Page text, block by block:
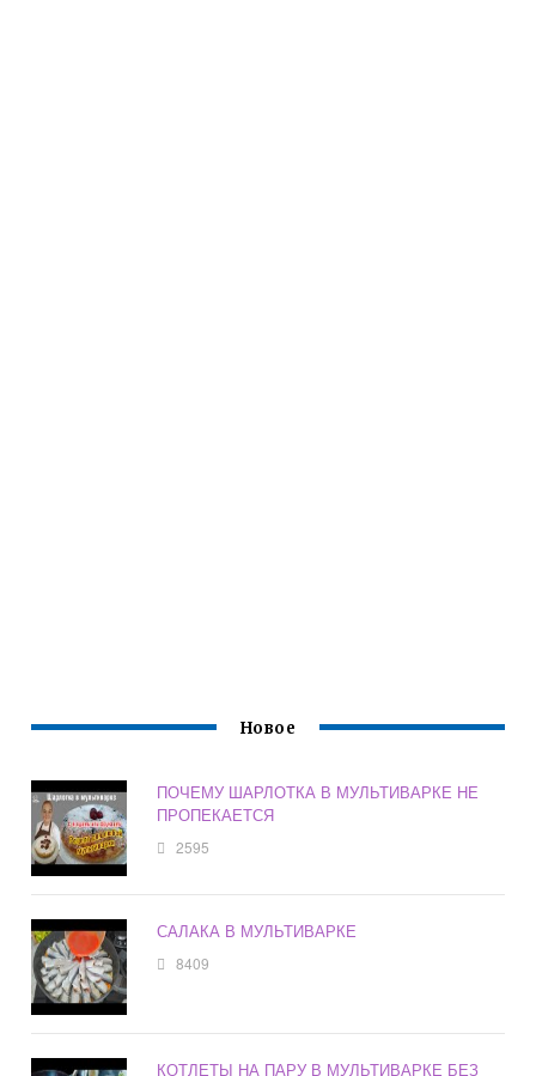
Новое
ПОЧЕМУ ШАРЛОТКА В МУЛЬТИВАРКЕ НЕ
ПРОПЕКАЕТСЯ
2595
САЛАКА В МУЛЬТИВАРКЕ
8409
КОТЛЕТЫ НА ПАРУ В МУЛЬТИВАРКЕ БЕЗ